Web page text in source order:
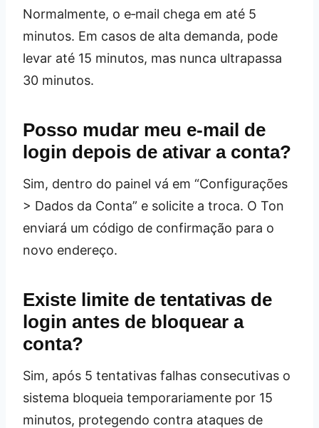
Normalmente, o e‑mail chega em até 5
minutos. Em casos de alta demanda, pode
levar até 15 minutos, mas nunca ultrapassa
30 minutos.
Posso mudar meu e‑mail de
login depois de ativar a conta?
Sim, dentro do painel vá em “Configurações
> Dados da Conta” e solicite a troca. O Ton
enviará um código de confirmação para o
novo endereço.
Existe limite de tentativas de
login antes de bloquear a
conta?
Sim, após 5 tentativas falhas consecutivas o
sistema bloqueia temporariamente por 15
minutos, protegendo contra ataques de